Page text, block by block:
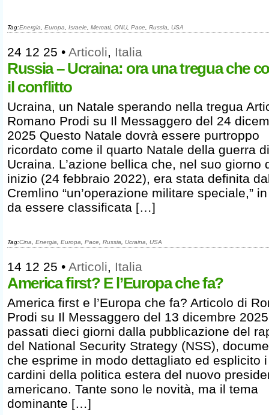
Tag:Energia Europa Israele Mercati, ONU, Pace Russia USA
24 12 25 • Articoli, Italia
Russia – Ucraina: ora una tregua che
il conflitto
Ucraina, un Natale sperando nella tregua
Romano Prodi su Il Messaggero del 24
2025 Questo Natale dovrà essere purtroppo
ricordato come il quarto Natale della guerra di
Ucraina. L’azione bellica che, nel suo giorno
inizio (24 febbraio 2022), era stata definita
Cremlino “un’operazione militare speciale,”
da essere classificata […]
Tag:Cina Energia Europa Pace Russia Ucraina USA
14 12 25 • Articoli, Italia
America first? E l’Europa che fa?
America first e l’Europa che fa? Articolo di
Prodi su Il Messaggero del 13 dicembre
passati dieci giorni dalla pubblicazione del
del National Security Strategy (NSS),
che esprime in modo dettagliato ed esplicito i
cardini della politica estera del nuovo
americano. Tante sono le novità, ma il tema
dominante […]